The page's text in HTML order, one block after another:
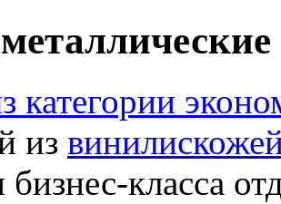
категории
из
бизнес-класса